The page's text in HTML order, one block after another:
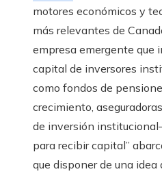
motores económicos y
más relevantes de
empresa emergente que
capital de inversores
como fondos de
crecimiento,
de inversión
para recibir capital”
que disponer de una idea